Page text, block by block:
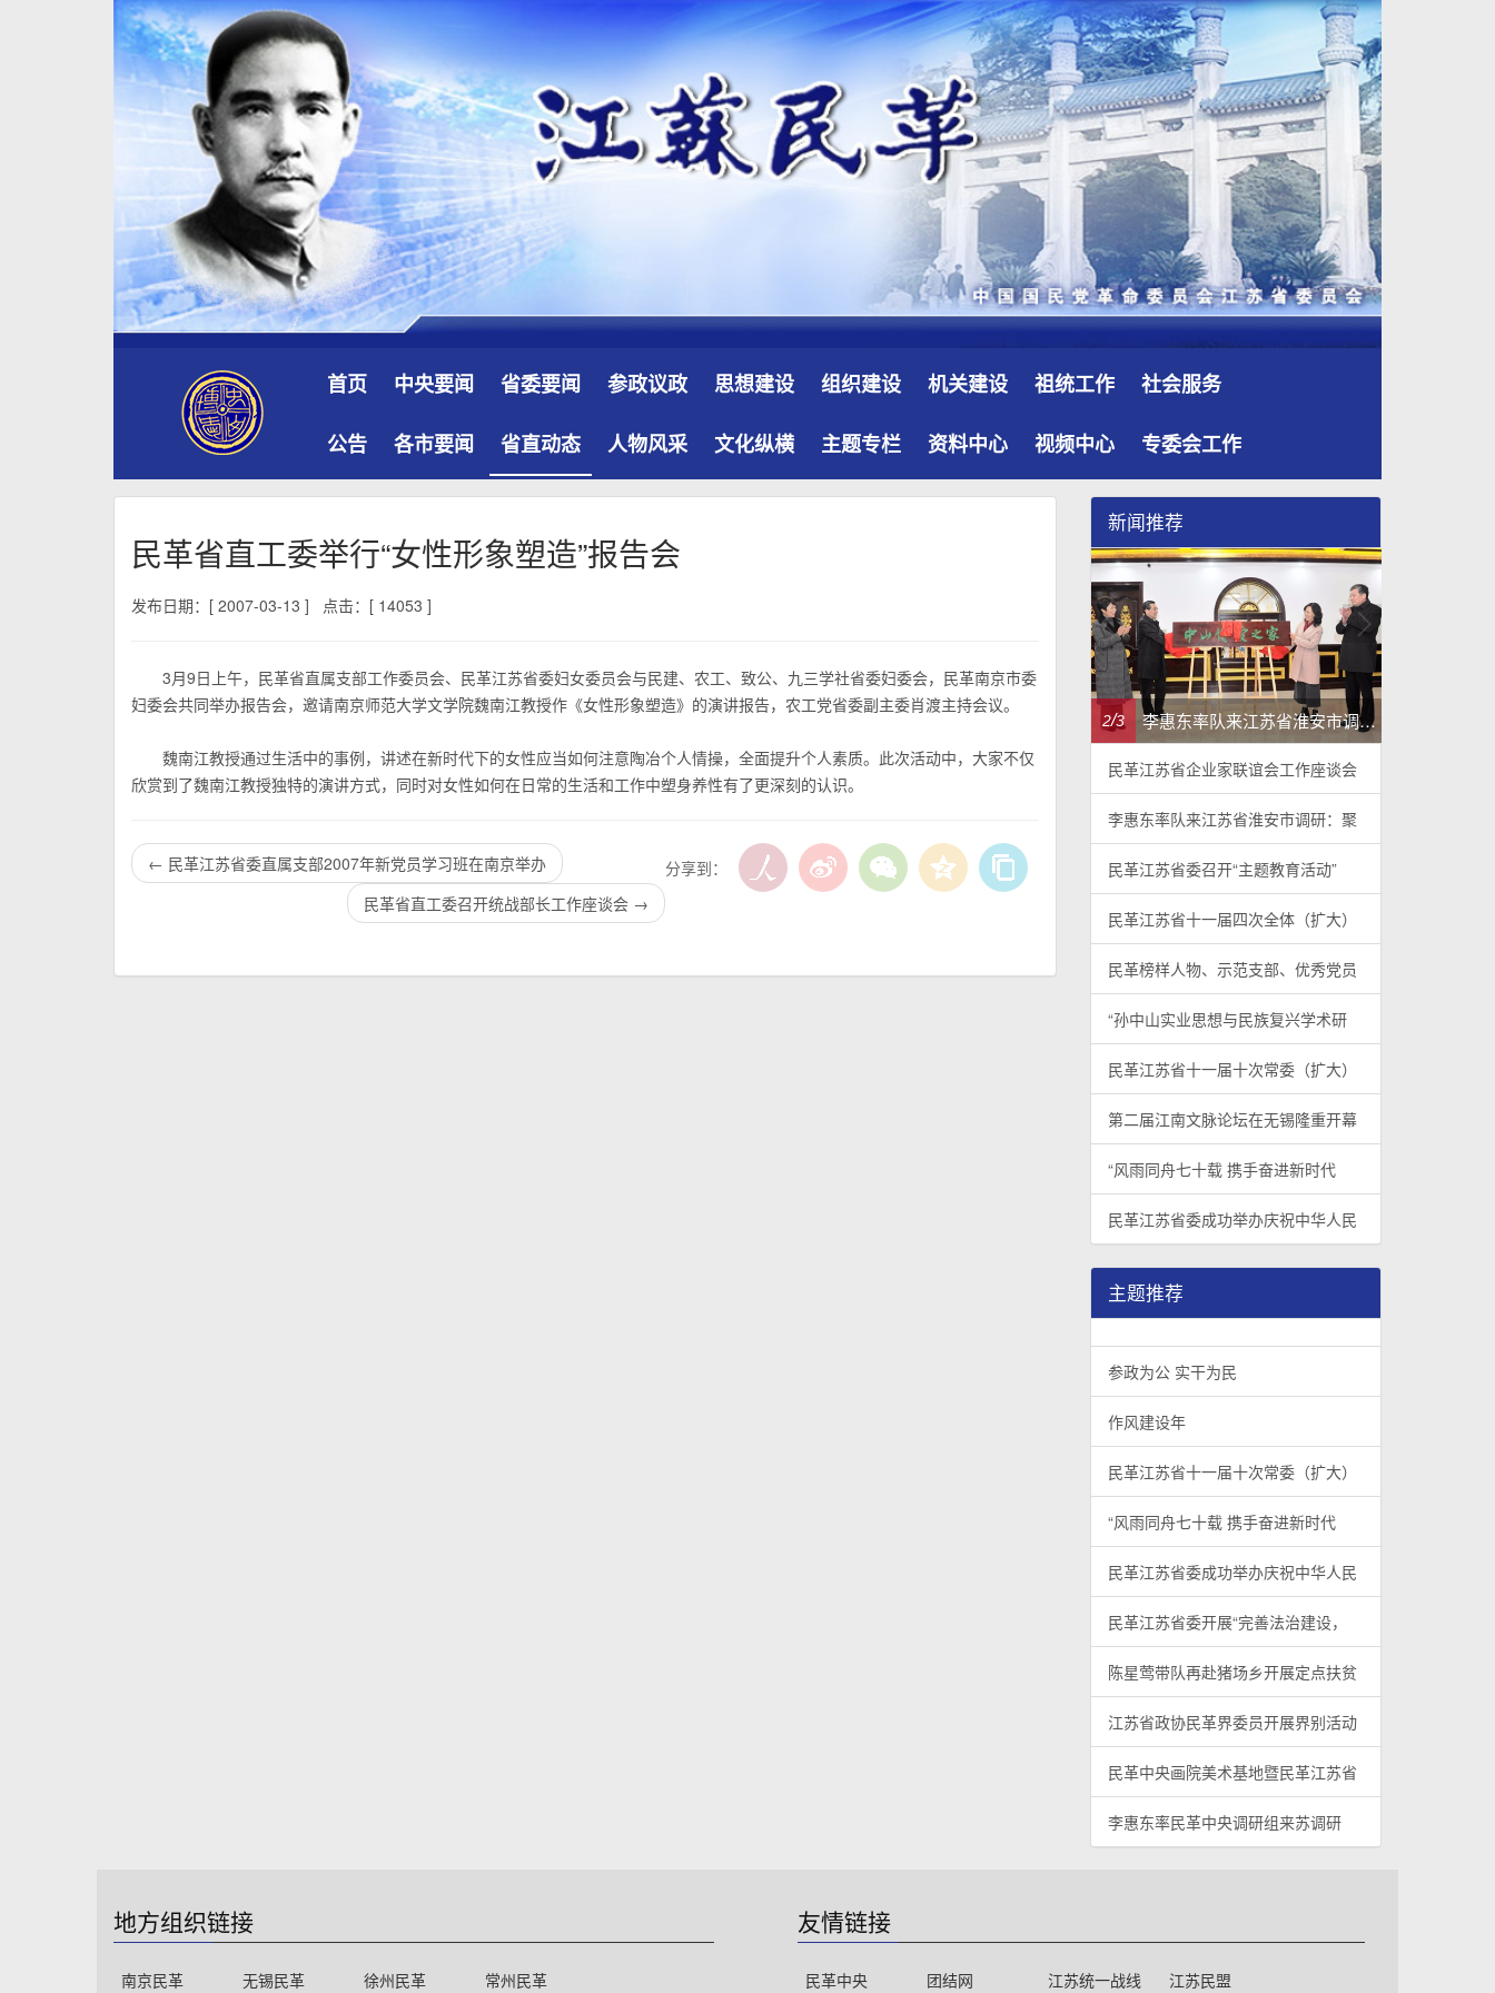
首页 中央要闻 省委要闻 参政议政 思想建设 组织建设 机关建设 祖统工作 社会服务
公告 各市要闻 省直动态 人物风采 文化纵横 主题专栏 资料中心 视频中心 专委会工作
民革省直工委举行“女性形象塑造”报告会
发布日期：[ 2007-03-13 ] 点击：[ 14053 ]
3月9日上午，民革省直属支部工作委员会、民革江苏省委妇女委员会与民建、农工、致公、九三学社省委妇委会，民革南京市委
妇委会共同举办报告会，邀请南京师范大学文学院魏南江教授作《女性形象塑造》的演讲报告，农工党省委副主委肖渡主持会议。
魏南江教授通过生活中的事例，讲述在新时代下的女性应当如何注意陶冶个人情操，全面提升个人素质。此次活动中，大家不仅
欣赏到了魏南江教授独特的演讲方式，同时对女性如何在日常的生活和工作中塑身养性有了更深刻的认识。
分享到：
← 民革江苏省委直属支部2007年新党员学习班在南京举办
民革省直工委召开统战部长工作座谈会 →
新闻推荐
李惠东率队来江苏省淮安市调研：聚焦民革党员之家建设管理、学龄前儿童爱国主义教育
2/3
民革江苏省企业家联谊会工作座谈会
李惠东率队来江苏省淮安市调研：聚
民革江苏省委召开“主题教育活动”
民革江苏省十一届四次全体（扩大）
民革榜样人物、示范支部、优秀党员
“孙中山实业思想与民族复兴学术研
民革江苏省十一届十次常委（扩大）
第二届江南文脉论坛在无锡隆重开幕
“风雨同舟七十载 携手奋进新时代
民革江苏省委成功举办庆祝中华人民
主题推荐
参政为公 实干为民
作风建设年
民革江苏省十一届十次常委（扩大）
“风雨同舟七十载 携手奋进新时代
民革江苏省委成功举办庆祝中华人民
民革江苏省委开展“完善法治建设，
陈星莺带队再赴猪场乡开展定点扶贫
江苏省政协民革界委员开展界别活动
民革中央画院美术基地暨民革江苏省
李惠东率民革中央调研组来苏调研
地方组织链接
南京民革 无锡民革 徐州民革 常州民革
友情链接
民革中央 团结网 江苏统一战线 江苏民盟